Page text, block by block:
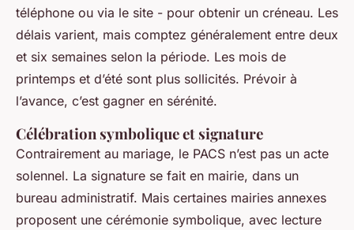
téléphone ou via le site - pour obtenir un créneau. Les
délais varient, mais comptez généralement entre deux
et six semaines selon la période. Les mois de
printemps et d’été sont plus sollicités. Prévoir à
l’avance, c’est gagner en sérénité.
Célébration symbolique et signature
Contrairement au mariage, le PACS n’est pas un acte
solennel. La signature se fait en mairie, dans un
bureau administratif. Mais certaines mairies annexes
proposent une cérémonie symbolique, avec lecture